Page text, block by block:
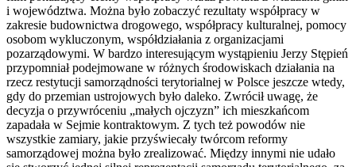
i województwa. Można było zobaczyć rezultaty współpracy w
zakresie budownictwa drogowego, współpracy kulturalnej, pomocy
osobom wykluczonym, współdziałania z organizacjami
pozarządowymi. W bardzo interesującym wystąpieniu Jerzy Stępień
przypomniał podejmowane w różnych środowiskach działania na
rzecz restytucji samorządności terytorialnej w Polsce jeszcze wtedy,
gdy do przemian ustrojowych było daleko. Zwrócił uwagę, że
decyzja o przywróceniu „małych ojczyzn” ich mieszkańcom
zapadała w Sejmie kontraktowym. Z tych też powodów nie
wszystkie zamiary, jakie przyświecały twórcom reformy
samorządowej można było zrealizować. Między innymi nie udało